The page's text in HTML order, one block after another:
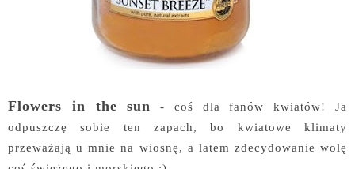
Flowers in the sun - coś dla fanów kwiatów! Ja
odpuszczę sobie ten zapach, bo kwiatowe klimaty
przeważają u mnie na wiosnę, a latem zdecydowanie wolę